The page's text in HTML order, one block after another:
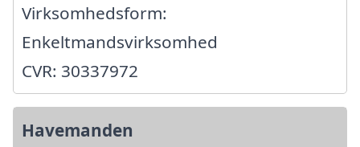
Virksomhedsform:
Enkeltmandsvirksomhed
CVR: 30337972
Havemanden